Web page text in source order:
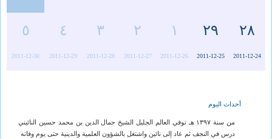
٢٨
2011-12-24
٢٩
2011-12-25
١
2011-12-26
٢
2011-12-27
٣
2011-12-28
٤
2011-12-29
٥
2011-12-30
أحداث اليوم
من سنة ١٣٩٧ هـ توفي العالم الجليل الشيخ جمال الدين بن محمد حسين النائيني
درس في النجف ثم عاد إلى نائين واشتغل بالشؤون العلمية والدينية حتى يوم وفاته